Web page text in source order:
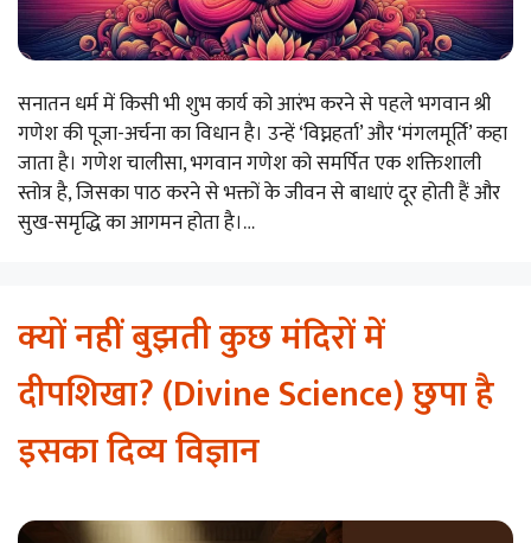
सनातन धर्म में किसी भी शुभ कार्य को आरंभ करने से पहले भगवान श्री
गणेश की पूजा-अर्चना का विधान है। उन्हें ‘विघ्नहर्ता’ और ‘मंगलमूर्ति’ कहा
जाता है। गणेश चालीसा, भगवान गणेश को समर्पित एक शक्तिशाली
स्तोत्र है, जिसका पाठ करने से भक्तों के जीवन से बाधाएं दूर होती हैं और
सुख-समृद्धि का आगमन होता है।…
क्यों नहीं बुझती कुछ मंदिरों में
दीपशिखा? (Divine Science) छुपा है
इसका दिव्य विज्ञान